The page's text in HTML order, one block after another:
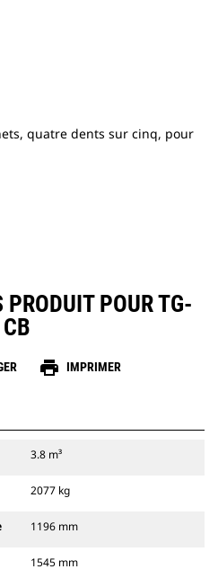
quatre dents sur cinq, pour
POUR TG-
CB
print IMPRIMER
3.8 m³
2077 kg
1196 mm
1545 mm